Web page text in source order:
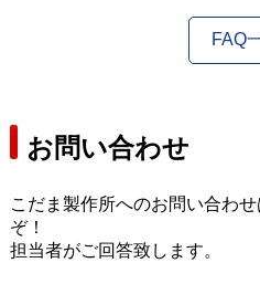
FAQ
お問い合わせ
こだま製作所へのお問い合わ
ぞ！
担当者がご回答致します。